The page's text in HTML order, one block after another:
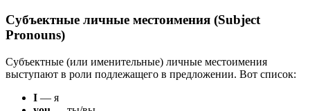
Субъектные личные местоимения (Subject
Pronouns)
Субъектные (или именительные) личные местоимения
выступают в роли подлежащего в предложении. Вот список:
I — я